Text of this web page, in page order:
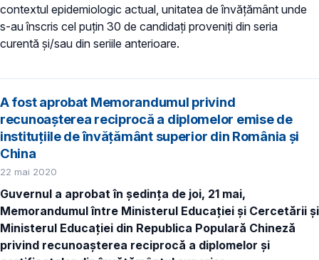
contextul epidemiologic actual, unitatea de învățământ unde
s-au înscris cel puțin 30 de candidați proveniți din seria
curentă și/sau din seriile anterioare.
A fost aprobat Memorandumul privind
recunoașterea reciprocă a diplomelor emise de
instituțiile de învățământ superior din România și
China
22 mai 2020
Guvernul a aprobatîn ședința de joi, 21 mai,
Memorandumulîntre Ministerul Educației și Cercetării și
Ministerul Educației din Republica Populară Chineză
privind recunoașterea reciprocă a diplomelor și